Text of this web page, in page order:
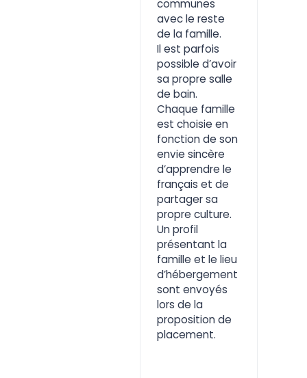
communes
avec le reste
de la famille.
Il est parfois
possible d’avoir
sa propre salle
de bain.
Chaque famille
est choisie en
fonction de son
envie sincère
d’apprendre le
français et de
partager sa
propre culture.
Un profil
présentant la
famille et le lieu
d’hébergement
sont envoyés
lors de la
proposition de
placement.